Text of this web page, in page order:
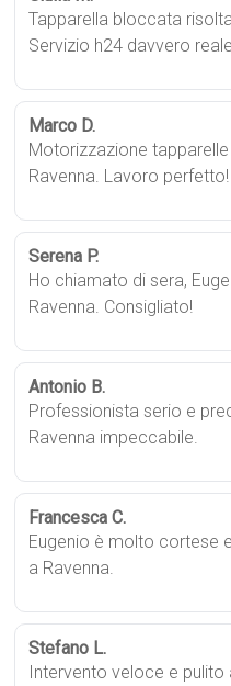
Tapparella bloccata
Servizio h24 davvero
Marco D.
Motorizzazione
Ravenna. Lavoro perfetto!
Serena P.
Ho chiamato di sera,
Ravenna. Consigliato!
Antonio B.
Professionista serio e
Ravenna impeccabile.
Francesca C.
Eugenio è molto cortese
a Ravenna.
Stefano L.
Intervento veloce e pulito